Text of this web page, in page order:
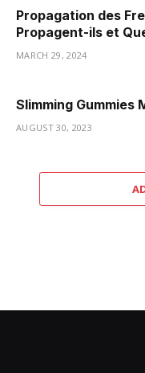
Propagation des
Propagent-ils et
MARCH 29, 2024
Slimming Gummies
AUGUST 30, 2023